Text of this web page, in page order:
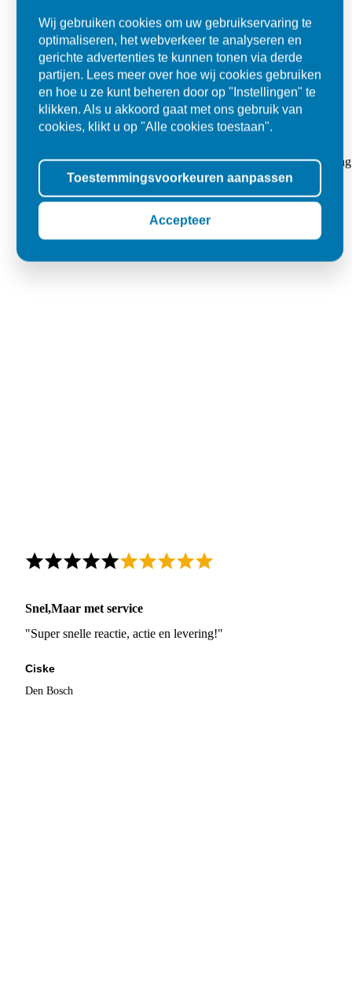
"Goed geholpen bij aankoop en zeer klantvriendelijk. De
tegels voor in de tuin."
Oss
Snel,Maar met service
"Super snelle reactie, actie en levering!"
Ciske
Den Bosch
Wij gebruiken cookies om uw gebruikservaring te
optimaliseren, het webverkeer te analyseren en
gerichte advertenties te kunnen tonen via derde
partijen. Lees meer over hoe wij cookies gebruiken
en hoe u ze kunt beheren door op "Instellingen" te
klikken. Als u akkoord gaat met ons gebruik van
cookies, klikt u op "Alle cookies toestaan".
Toestemmingsvoorkeuren aanpassen
Accepteer